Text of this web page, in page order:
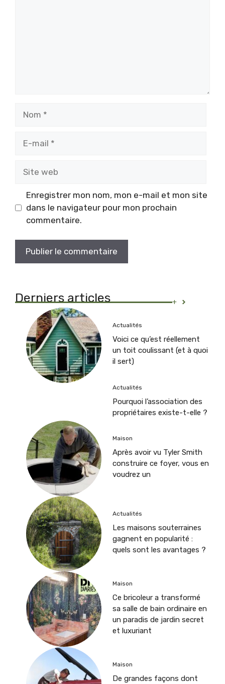
Enregistrer mon nom, mon e-mail et mon site
dans le navigateur pour mon prochain
commentaire.
Derniers articles +
Actualités
Voici ce qu’est réellement
un toit coulissant (et à quoi
il sert)
Actualités
Pourquoi l’association des
propriétaires existe-t-elle ?
Maison
Après avoir vu Tyler Smith
construire ce foyer, vous en
voudrez un
Actualités
Les maisons souterraines
gagnent en popularité :
quels sont les avantages ?
Maison
Ce bricoleur a transformé
sa salle de bain ordinaire en
un paradis de jardin secret
et luxuriant
Maison
De grandes façons dont